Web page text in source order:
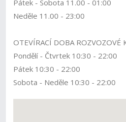
Pátek - Sobota 11.00 - 01:00
Neděle 11.00 - 23:00
OTEVÍRACÍ DOBA ROZVOZOVÉ
Pondělí - Čtvrtek 10:30 - 22:00
Pátek 10:30 - 22:00
Sobota - Neděle 10:30 - 22:00